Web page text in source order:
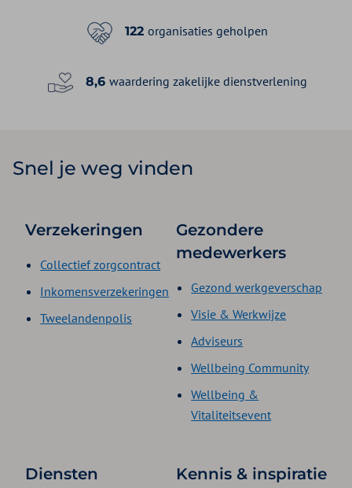
122 organisaties geholpen
8,6 waardering zakelijke dienstverlening
Snel je weg vinden
Verzekeringen
Collectief zorgcontract
Inkomensverzekeringen
Tweelandenpolis
Gezondere
medewerkers
Gezond werkgeverschap
Visie & Werkwijze
Adviseurs
Wellbeing Community
Wellbeing &
Vitaliteitsevent
Diensten Kennis & inspiratie